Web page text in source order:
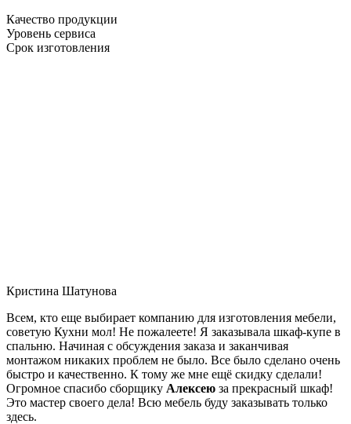
Качество продукции
Уровень сервиса
Срок изготовления
Кристина Шатунова
Всем, кто еще выбирает компанию для изготовления мебели,
советую Кухни мол! Не пожалеете! Я заказывала шкаф-купе в
спальню. Начиная с обсуждения заказа и заканчивая
монтажом никаких проблем не было. Все было сделано очень
быстро и качественно. К тому же мне ещё скидку сделали!
Огромное спасибо сборщику Алексею за прекрасный шкаф!
Это мастер своего дела! Всю мебель буду заказывать только
здесь.